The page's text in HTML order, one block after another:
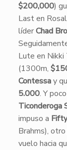
$200,000)
Last en
líderChad
Lute en
(1300m,
Contessay
5.000. Y
Ticonderoga
impuso a
Brahms),
vuelo hacia